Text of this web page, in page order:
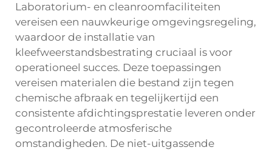
Laboratorium- en cleanroomfaciliteiten
vereisen een nauwkeurige omgevingsregeling,
waardoor de installatie van
kleefweerstandsbestrating cruciaal is voor
operationeel succes. Deze toepassingen
vereisen materialen die bestand zijn tegen
chemische afbraak en tegelijkertijd een
consistente afdichtingsprestatie leveren onder
gecontroleerde atmosferische
omstandigheden. De niet-uitgassende